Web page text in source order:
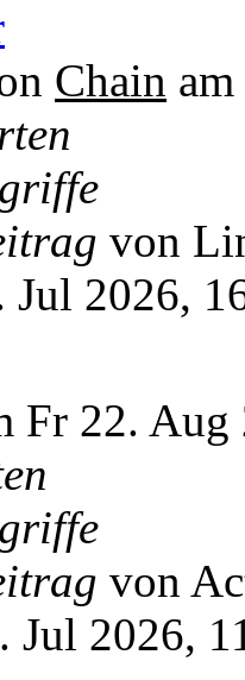
Chain
von
Jul 2026,
Fr 22.
von
Jul 2026,